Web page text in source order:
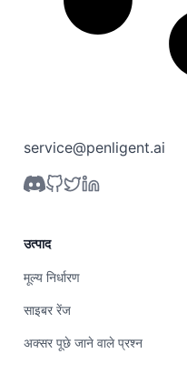
service@penligent.ai
उत्पाद
मूल्य निर्धारण
साइबर रेंज
अक्सर पूछे जाने वाले प्रश्न